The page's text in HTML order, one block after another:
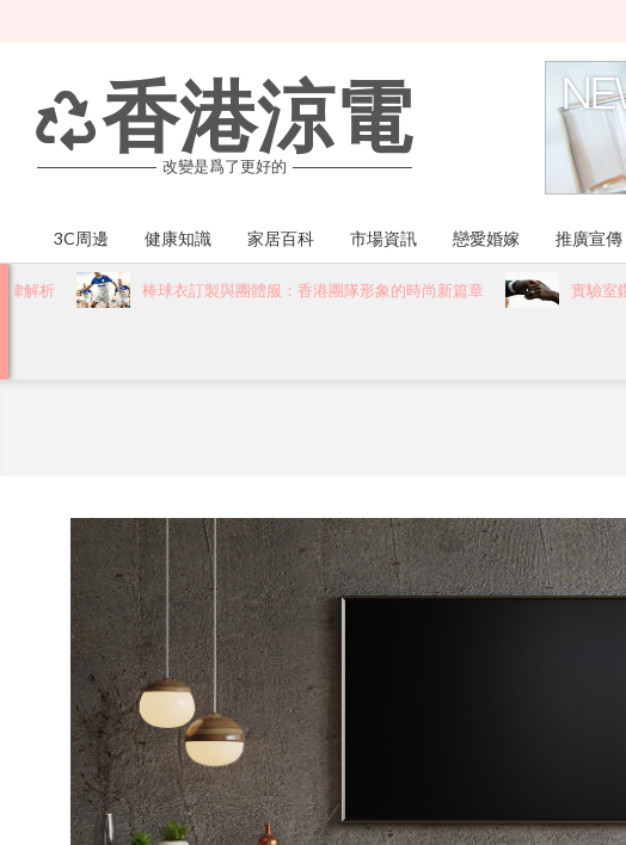
香港涼電
改變是爲了更好的
Primary
Navigation
Menu
3C周邊 健康知識 家居百科 市場資訊 戀愛婚嫁 推廣宣傳
棒球衣訂製與團體服：香港團隊形象的時尚新篇章 實驗室鑽石